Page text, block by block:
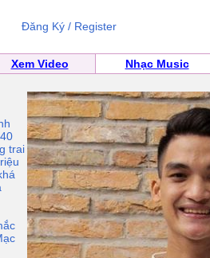
Đăng Ký / Register
Xem Video Nhạc Music
trai